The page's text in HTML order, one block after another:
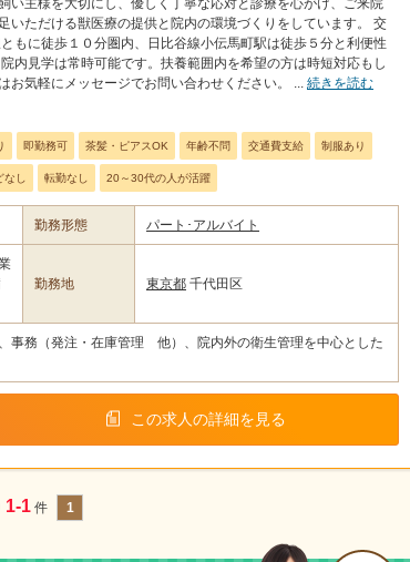
いただける獣医療の提供と院内の環境づくりをしています。 交
もに徒歩１０分圏内、日比谷線小伝馬町駅は徒歩５分と利便性
内見学は常時可能です。扶養範囲内を希望の方は時短対応もし
お気軽にメッセージでお問い合わせください。 ... 続きを読む
即勤務可 茶髪・ピアスOK 年齢不問 交通費支給 制服あり
し 転勤なし 20～30代の人が活躍
勤務形態 パート･アルバイト
勤務地 東京都 千代田区
事務（発注・在庫管理 他）、院内外の衛生管理を中心とした
この求人の詳細を見る
1-1 件 1